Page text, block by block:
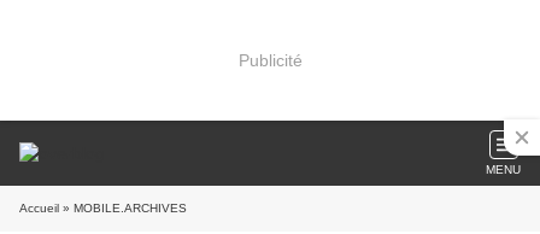
Publicité
MENU
Accueil » MOBILE.ARCHIVES